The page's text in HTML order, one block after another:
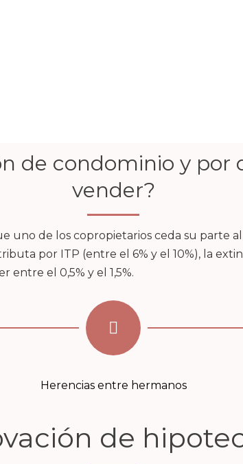
de condominio y por
vender?
uno de los copropietarios ceda su parte
por ITP (entre el 6% y el 10%), la
entre el 0,5% y el 1,5%.
Herencias entre hermanos
de